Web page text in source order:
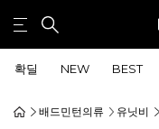
확딜 NEW BEST
배드민턴의류 유닛비